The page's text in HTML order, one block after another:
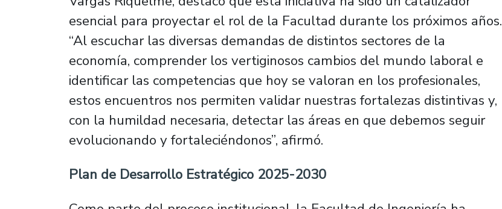
esencial para proyectar el rol de la Facultad durante los próximos años.
“Al escuchar las diversas demandas de distintos sectores de la
economía, comprender los vertiginosos cambios del mundo laboral e
identificar las competencias que hoy se valoran en los profesionales,
estos encuentros nos permiten validar nuestras fortalezas distintivas y,
con la humildad necesaria, detectar las áreas en que debemos seguir
evolucionando y fortaleciéndonos”, afirmó.
Plan de Desarrollo Estratégico 2025-2030